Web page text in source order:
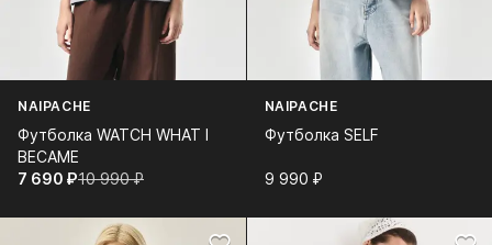
NAIPACHE
Футболка WATCH WHAT I
BECAME
7 690⁠ ⁠₽10 990⁠ ⁠₽
NAIPACHE
Футболка SELF
9 990⁠ ⁠₽